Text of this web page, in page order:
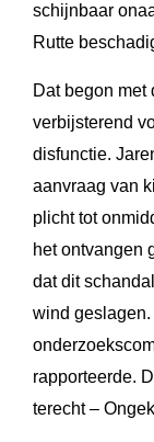
schijnbaar
Rutte
Dat begon met
verbijsterend
disfunctie.
aanvraag van
plicht tot
het ontvangen
dat dit
wind
rapporteerde.
terecht –